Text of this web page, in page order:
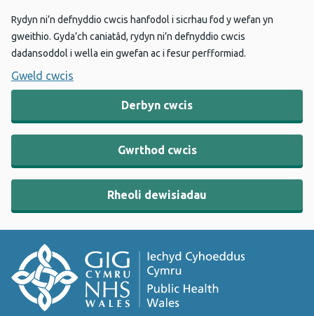
Rydyn ni’n defnyddio cwcis hanfodol i sicrhau fod y wefan yn
gweithio. Gyda’ch caniatâd, rydyn ni’n defnyddio cwcis
dadansoddol i wella ein gwefan ac i fesur perfformiad.
Gweld cwcis
Derbyn cwcis
Gwrthod cwcis
Rheoli dewisiadau